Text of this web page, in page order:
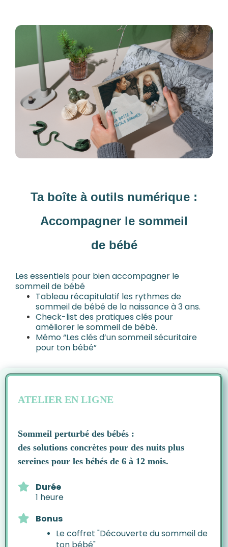
Ta boîte à outils numérique :
Accompagner le sommeil
de bébé
Les essentiels pour bien accompagner le
sommeil de bébé
Tableau récapitulatif les rythmes de
sommeil de bébé de la naissance à 3 ans.
Check-list des pratiques clés pour
améliorer le sommeil de bébé.
Mémo “Les clés d’un sommeil sécuritaire
pour ton bébé”
ATELIER EN LIGNE
Sommeil perturbé des bébés :
des solutions concrètes pour des nuits plus
sereines pour les bébés de 6 à 12 mois.
Durée
1 heure
Bonus
Le coffret "Découverte du sommeil de